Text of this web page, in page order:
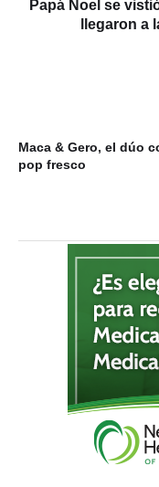
Papá Noel se
llegaron a
Maca & Gero, el dúo
pop fresco